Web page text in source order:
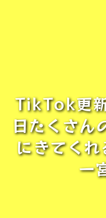
TikTok更
日たくさん
にきてくれ
一